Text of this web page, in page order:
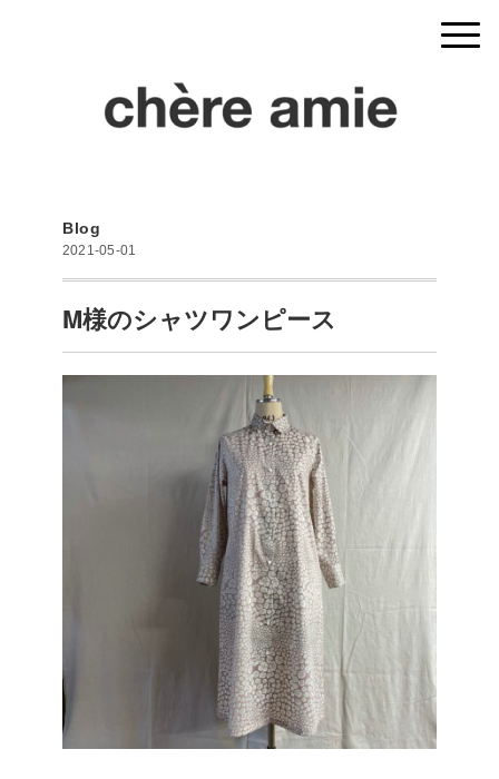
Blog
2021-05-01
M様のシャツワンピース